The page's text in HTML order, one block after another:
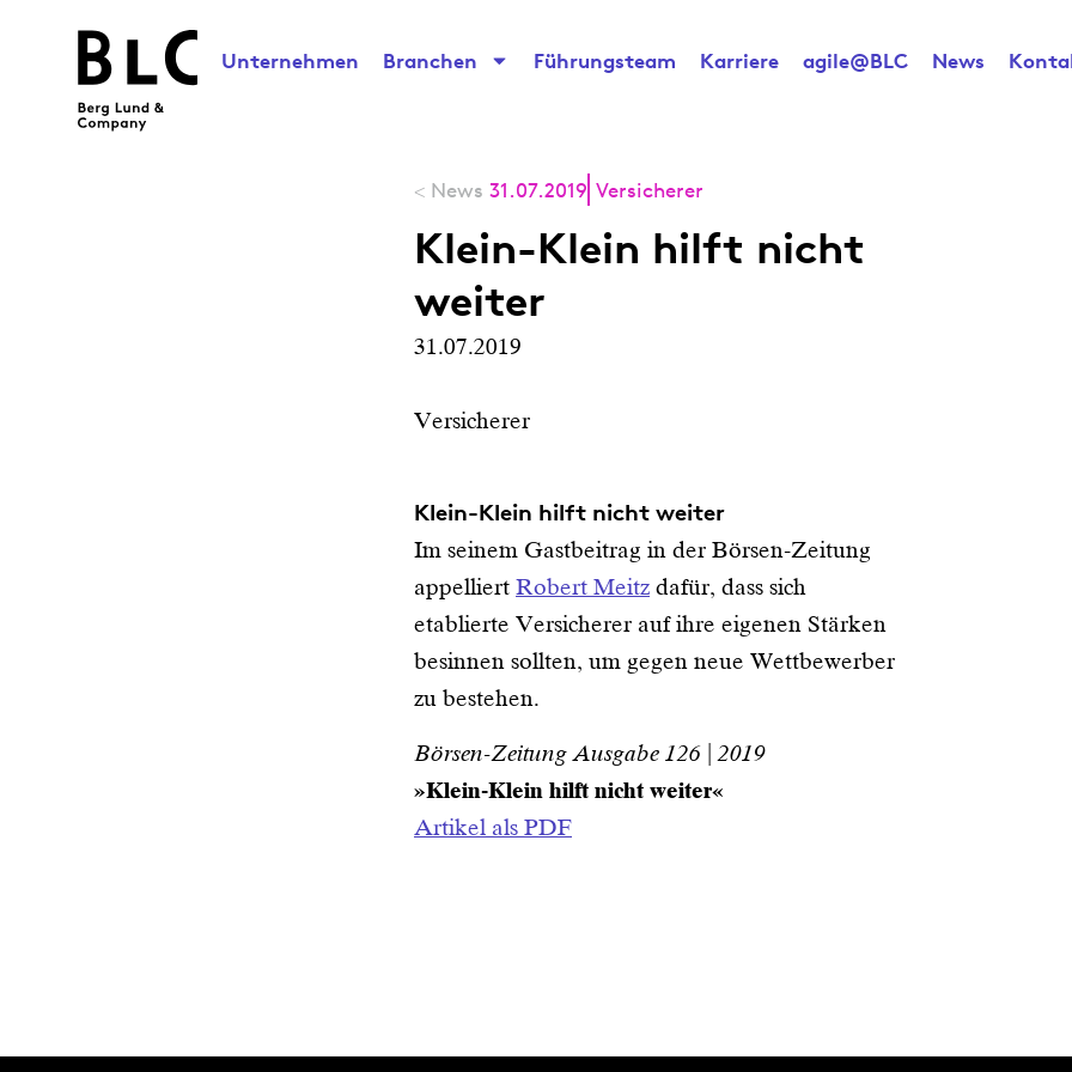
Unternehmen Branchen Führungsteam Karriere agile@BLC News
< News 31.07.2019 Versicherer
Klein-Klein hilft nicht
weiter
31.07.2019
Versicherer
Klein-Klein hilft nicht weiter
Im seinem Gastbeitrag in der Börsen-Zeitung
appelliert Robert Meitz dafür, dass sich
etablierte Versicherer auf ihre eigenen Stärken
besinnen sollten, um gegen neue Wettbewerber
zu bestehen.
Börsen-Zeitung Ausgabe 126 | 2019
»Klein-Klein hilft nicht weiter«
Artikel als PDF